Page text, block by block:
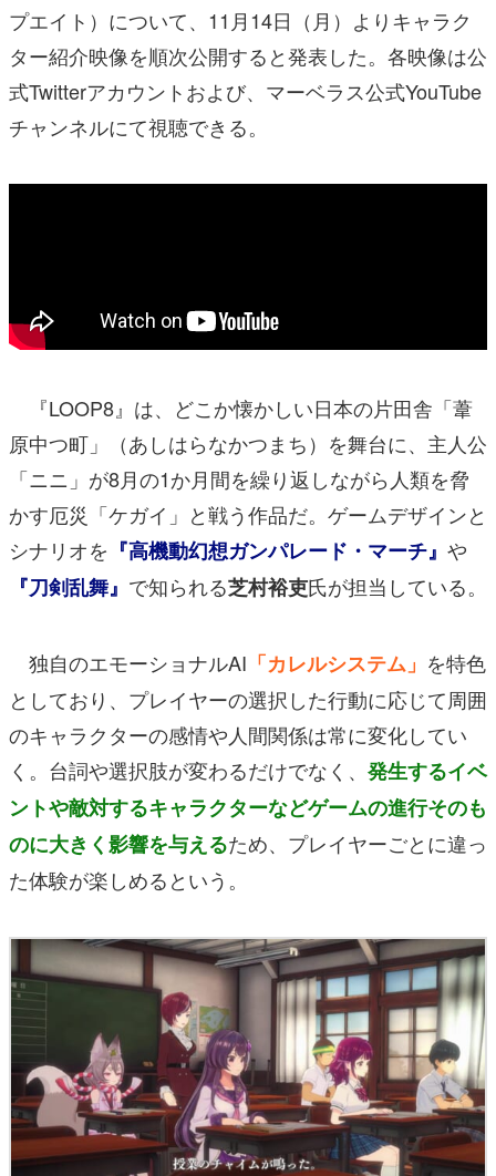
電ファミニコゲーマーとは？
運営：株式会社マレ
プエイト）について、11月14日（月）よりキャラク
ター紹介映像を順次公開すると発表した。各映像は公
式Twitterアカウントおよび、マーベラス公式YouTube
チャンネルにて視聴できる。
『LOOP8』は、どこか懐かしい日本の片田舎「葦
原中つ町」（あしはらなかつまち）を舞台に、主人公
「ニニ」が8月の1か月間を繰り返しながら人類を脅
かす厄災「ケガイ」と戦う作品だ。ゲームデザインと
シナリオを 『高機動幻想ガンパレード・マーチ』 や
『刀剣乱舞』 で知られる芝村裕吏氏が担当している。
独自のエモーショナルAI 「カレルシステム」 を特色
としており、プレイヤーの選択した行動に応じて周囲
のキャラクターの感情や人間関係は常に変化してい
く。台詞や選択肢が変わるだけでなく、 発生するイベ
ントや敵対するキャラクターなどゲームの進行そのも
のに大きく影響を与えるため、プレイヤーごとに違っ
た体験が楽しめるという。